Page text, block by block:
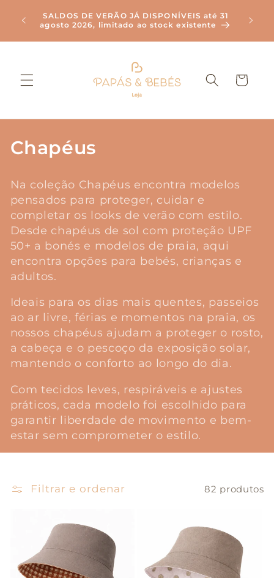
para o
conteúdo
SALDOS DE VERÃO JÁ DISPONÍVEIS até 31
agosto 2026, limitado ao stock existente
Carrinho
C
l
e
ç
ã
:
Chapéus
Na coleção Chapéus encontra modelos
pensados para proteger, cuidar e
completar os looks de verão com estilo.
Desde chapéus de sol com proteção UPF
50+ a bonés e modelos de praia, aqui
encontra opções para bebés, crianças e
adultos.
Ideais para os dias mais quentes, passeios
ao ar livre, férias e momentos na praia, os
nossos chapéus ajudam a proteger o rosto,
a cabeça e o pescoço da exposição solar,
mantendo o conforto ao longo do dia.
Com tecidos leves, respiráveis e ajustes
práticos, cada modelo foi escolhido para
garantir liberdade de movimento e bem-
estar sem comprometer o estilo.
Filtrar e ordenar 82 produtos